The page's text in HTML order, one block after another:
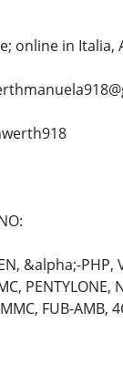
online in
&alpha;-
FUB-AMB,